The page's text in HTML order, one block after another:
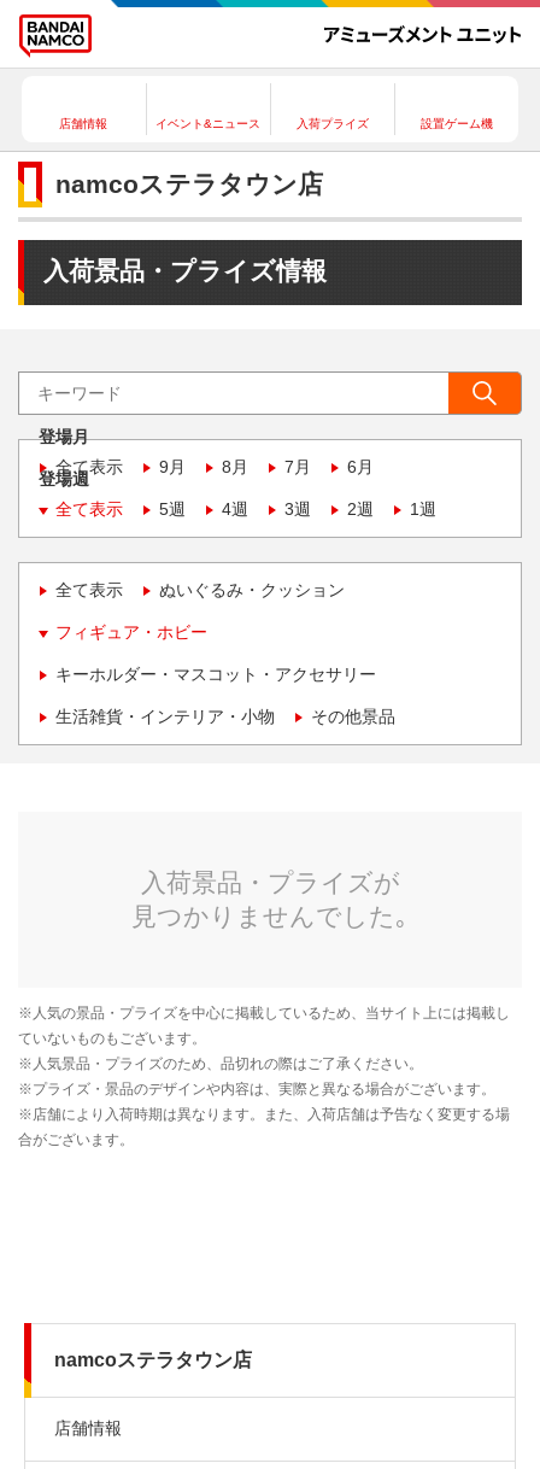
店舗情報 イベント&ニュース 入荷プライズ 設置ゲーム機
namcoステラタウン店
入荷景品・プライズ情報
登場月
全て表示
9月 8月 7月 6月
登場週
全て表示
5週 4週 3週 2週 1週
全て表示 ぬいぐるみ・クッション
フィギュア・ホビー
キーホルダー・マスコット・アクセサリー
生活雑貨・インテリア・小物 その他景品
namcoステラタウン店
店舗情報